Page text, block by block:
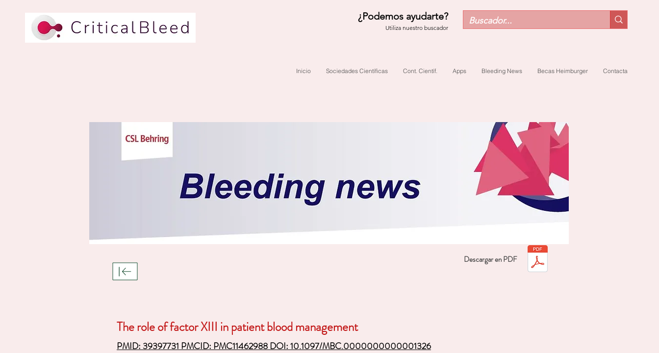
¿Podemos ayudarte?
Utiliza nuestro buscador
Inicio Sociedades Científicas Cont. Científ. Apps Bleeding News Becas Heimburger Contacta
Descargar en PDF
The role of factor XIII in patient blood management
PMID: 39397731 PMCID: PMC11462988 DOI: 10.1097/MBC.0000000000001326